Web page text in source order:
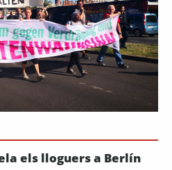
els lloguers a Berlín